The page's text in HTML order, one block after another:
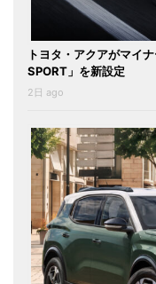
トヨタ・アクアがマイ
SPORT」を新設定
2日 ago